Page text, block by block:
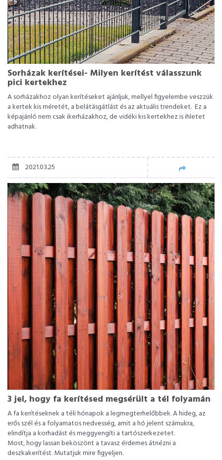
Sorházak kerítései- Milyen kerítést válasszunk
pici kertekhez
A sorházakhoz olyan kerítéseket ajánljuk, mellyel figyelembe veszzük
a kertek kis méretét, a belátásgátlást és az aktuális trendeket. Ez a
képajánló nem csak ikerházakhoz, de vidéki kis kertekhez is ihletet
adhatnak.
2021.03.25
3 jel, hogy fa kerítésed megsérült a tél folyamán
A fa kerítéseknek a téli hónapok a legmegterhelőbbek. A hideg, az
erős szél és a folyamatos nedvesség, amit a hó jelent számukra,
elindítja a korhadást és meggyengíti a tartószerkezetet.
Most, hogy lassan beköszönt a tavasz érdemes átnézni a
deszkakerítést. Mutatjuk mire figyeljen.